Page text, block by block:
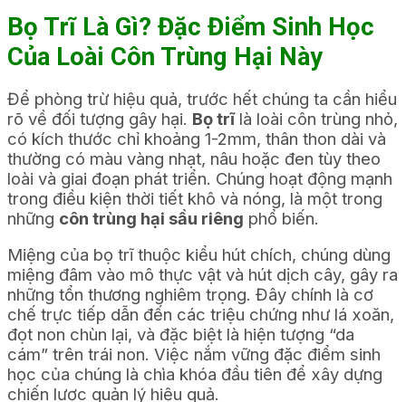
Bọ Trĩ Là Gì? Đặc Điểm Sinh Học
Của Loài Côn Trùng Hại Này
Để phòng trừ hiệu quả, trước hết chúng ta cần hiểu
rõ về đối tượng gây hại. Bọ trĩlà loài côn trùng nhỏ,
có kích thước chỉ khoảng 1-2mm, thân thon dài và
thường có màu vàng nhạt, nâu hoặc đen tùy theo
loài và giai đoạn phát triển. Chúng hoạt động mạnh
trong điều kiện thời tiết khô và nóng, là một trong
những côn trùng hại sầu riêng phổ biến.
Miệng của bọ trĩ thuộc kiểu hút chích, chúng dùng
miệng đâm vào mô thực vật và hút dịch cây, gây ra
những tổn thương nghiêm trọng. Đây chính là cơ
chế trực tiếp dẫn đến các triệu chứng như lá xoăn,
đọt non chùn lại, và đặc biệt là hiện tượng “da
cám” trên trái non. Việc nắm vững đặc điểm sinh
học của chúng là chìa khóa đầu tiên để xây dựng
chiến lược quản lý hiệu quả.